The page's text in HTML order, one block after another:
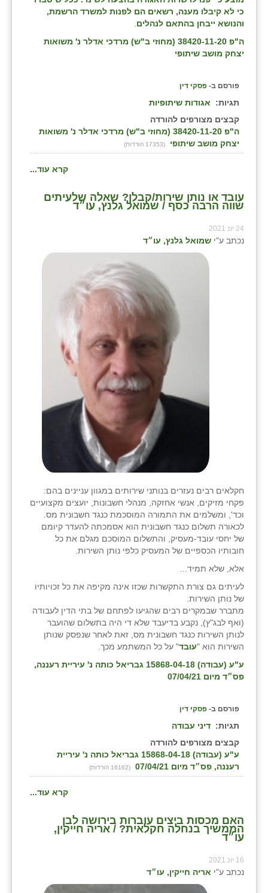
כי לא קיבלו מענה, רשאים הם לפנות למשרד הרשמת,
והנושא ייבחן בהתאם לנהלים
ה"פ 38420-11-20 (מחוזי ב"ש) מרדכי אדלר נ' משואות
יצחק מושב שיתופי
פורסם ב- פסקי דין
תגיות:
אגודות שיתופיות
קבצים מצורפים להורדה
ה"פ 38420-11-20 (מחוזי ב"ש) מרדכי אדלר נ' משואות
יצחק מושב שיתופי
(17353 הורדות)
קרא עוד...
עובד או נותן שירות/קבלן? שאלה שלעיתים
שווה הרבה כסף / שמואל גלנץ, עו״ד
24 יונ 2021
נכתב ע"י שמואל גלנץ, עו״ד
חקלאים רבים נעזרים בנותני שירותים במגוון עניינים בהם:
פקחי מזיקים, אנשי אחזקה, מנהלי חשבונות, יועצים מקצועיים
וכד', ומשלמים את התמורה המוסכמת כנגד חשבונית מס.
לכאורה תשלום כנגד חשבונית הוא אסמכתה להעדר קיומם
של יחסי עובד-מעסיק, והתשלום המוסכם מגלם את כל
חובותיו הכספיים של המעסיק כלפי נותן השירות.
אלא, שלא תמיד...
לעיתים גם צורת התקשרות שכזו אינה מקיפה את כל זכויותיו
של נותן השירות.
מתברר שבמקרים רבים שהגיעו לפתחם של בתי הדין לעבודה
(ואף לבג"ץ), נקבע בדיעבד שלא די היה בתשלום שהועבר
לנותן השירות כנגד חשבונית מס, זאת לאחר שנפסק שנותן
השירות הוא "עובד" על כל המשתמע מכך.
ע"ע (עבודה) 15868-04-18 גבריאל כותה נ' עיריית רעננה,
פס״ד מיום 07/04/21
פורסם ב- פסקי דין
תגיות: דיני עבודה
קבצים מצורפים להורדה
ע"ע (עבודה) 15868-04-18 גבריאל כותה נ' עיריית
רעננה, פס״ד מיום 07/04/21
(16162 הורדות)
קרא עוד...
האם מכסות ביצים עוברות בירושה לבן
הממשיך בנחלה חקלאית? / אריה חייקין,
עו״ד
16 יונ 2021
נכתב ע"י אריה חייקין, עו״ד